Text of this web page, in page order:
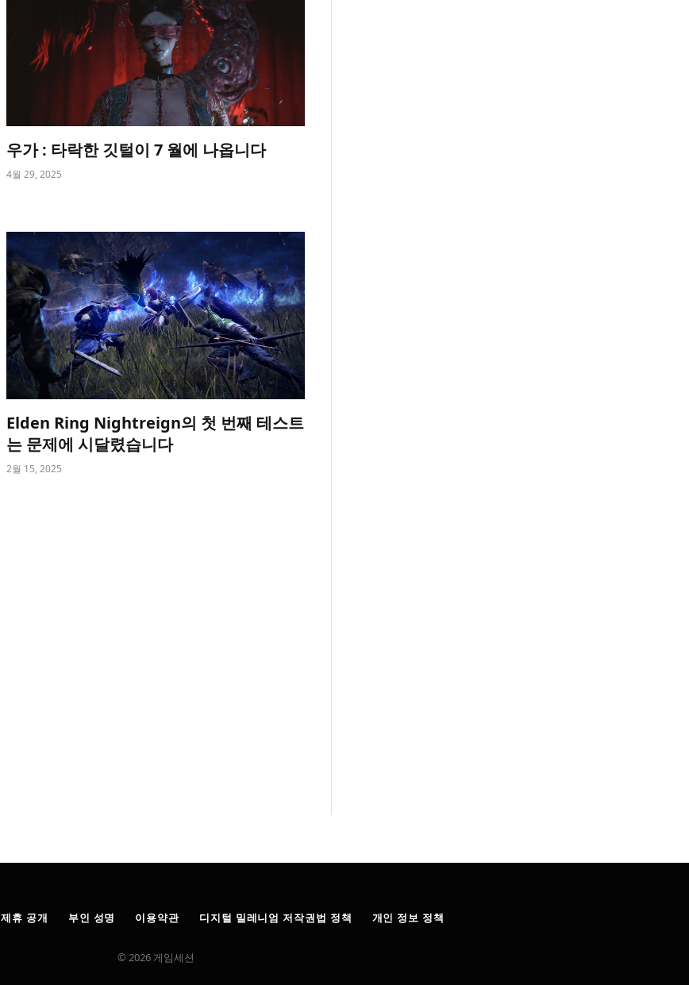
우가 : 타락한 깃털이 7 월에 나옵니다
4월 29, 2025
Elden Ring Nightreign의 첫 번째 테스트
는 문제에 시달렸습니다
2월 15, 2025
제휴 공개 부인 성명 이용약관 디지털 밀레니엄 저작권법 정책 개인 정보 정책
© 2026 게임세션